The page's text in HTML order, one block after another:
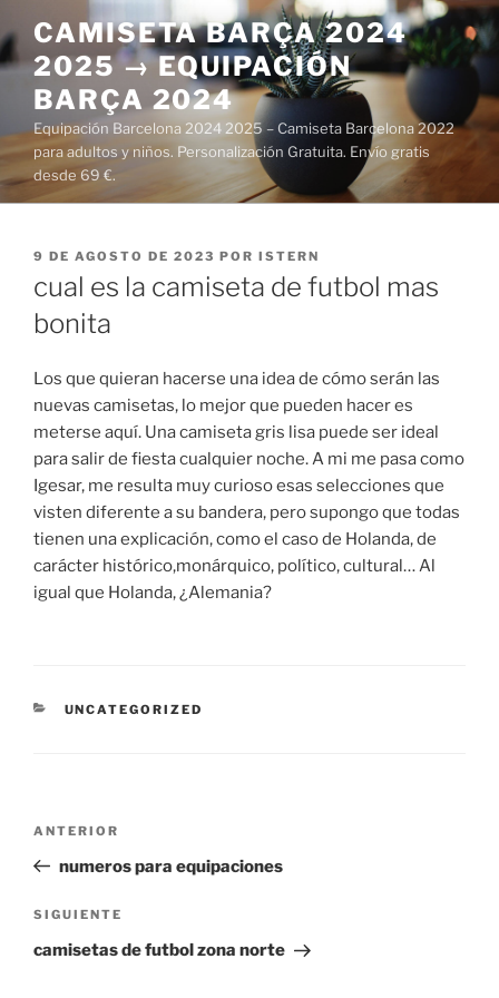
al
contenido
CAMISETA BARÇA 2024
2025 → EQUIPACIÓN
BARÇA 2024
Equipación Barcelona 2024 2025 – Camiseta Barcelona 2022
para adultos y niños. Personalización Gratuita. Envío gratis
desde 69 €.
PUBLICADO
9 DE AGOSTO DE 2023 POR ISTERN
cual es la camiseta de futbol mas
bonita
Los que quieran hacerse una idea de cómo serán las
nuevas camisetas, lo mejor que pueden hacer es
meterse aquí. Una camiseta gris lisa puede ser ideal
para salir de fiesta cualquier noche. A mi me pasa como
Igesar, me resulta muy curioso esas selecciones que
visten diferente a su bandera, pero supongo que todas
tienen una explicación, como el caso de Holanda, de
carácter histórico,monárquico, político, cultural… Al
igual que Holanda, ¿Alemania?
CATEGORÍAS
UNCATEGORIZED
entradas
Entrada
anterior:
ANTERIOR
numeros para equipaciones
Siguiente
entrada
SIGUIENTE
camisetas de futbol zona norte